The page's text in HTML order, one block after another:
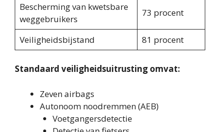
Bescherming van kwetsbare
weggebruikers
73 procent
Veiligheidsbijstand 81 procent
Standaard veiligheidsuitrusting omvat:
Zeven airbags
Autonoom noodremmen (AEB)
Voetgangersdetectie